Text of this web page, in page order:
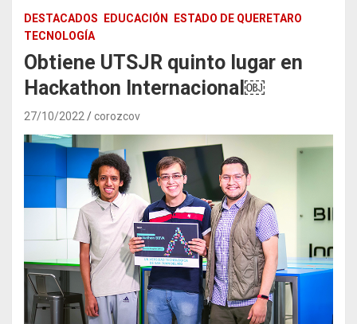
DESTACADOS EDUCACIÓN
ESTADO DE QUERETARO
TECNOLOGÍA
Obtiene UTSJR quinto lugar en
Hackathon Internacional￼
27/10/2022 corozcov